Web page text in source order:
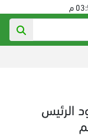
صمود الرئيس